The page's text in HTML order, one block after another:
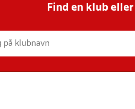
Find en klub